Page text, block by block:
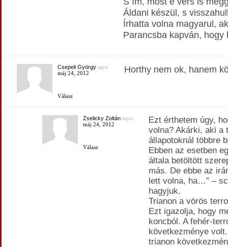
Áldani készül, s
Írhatta volna magyarul,
Parancsba kapván, hogy
Csepeli Györgysays:
máj 24, 2012
Válasz
Horthy nem ok, hanem
Zselicky Zoltánsays:
máj 24, 2012
Válasz
Ezt érthetem úgy,
volna? Akárki, aki a
állapotoknál többre
Ebben az esetben
általa betöltött
más. De ebbe az
lett volna, ha…” –
hagyjuk.
Trianon a vörös
Ezt igazolja, hogy
koncból. A fehér-
következménye
trianon